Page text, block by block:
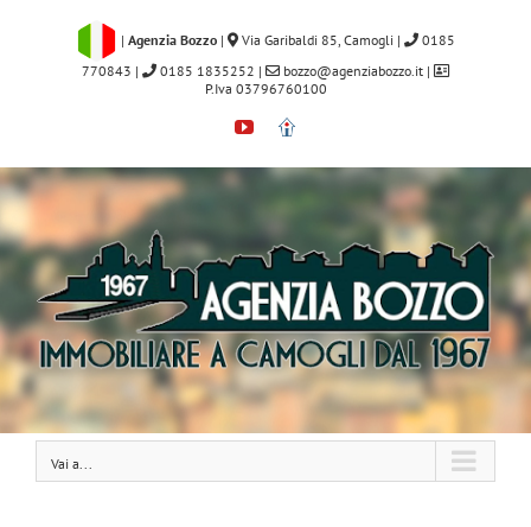
| Agenzia Bozzo | Via Garibaldi 85, Camogli |
0185
770843 | 0185 1835252 | bozzo@agenziabozzo.it|
P.Iva 03796760100
YouTube
Immobiliare.it
Vai a...